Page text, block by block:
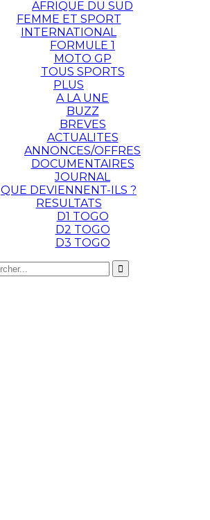
AFRIQUE DU SUD
FEMME ET SPORT
INTERNATIONAL
FORMULE 1
MOTO GP
TOUS SPORTS
PLUS
A LA UNE
BUZZ
BREVES
ACTUALITES
ANNONCES/OFFRES
DOCUMENTAIRES
JOURNAL
QUE DEVIENNENT-ILS ?
RESULTATS
D1 TOGO
D2 TOGO
D3 TOGO